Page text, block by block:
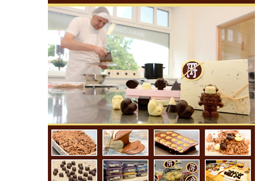
Pamětní kámen družebních obcí Kamenný
Újezd a Krauchthal v parku na Náměstí v
Kamenném Újezdě
Socha na náměstí J. V. Kamarýta ve
Velešíně
Pomník J. V. Kamarýta v Krumlovské ulici ve
Velešíně
Pamětní deska arcibiskupa Micara ve
vstupu do poutního místa Římov
Plastika Koule v Gutenbergově ulici v
Liberci